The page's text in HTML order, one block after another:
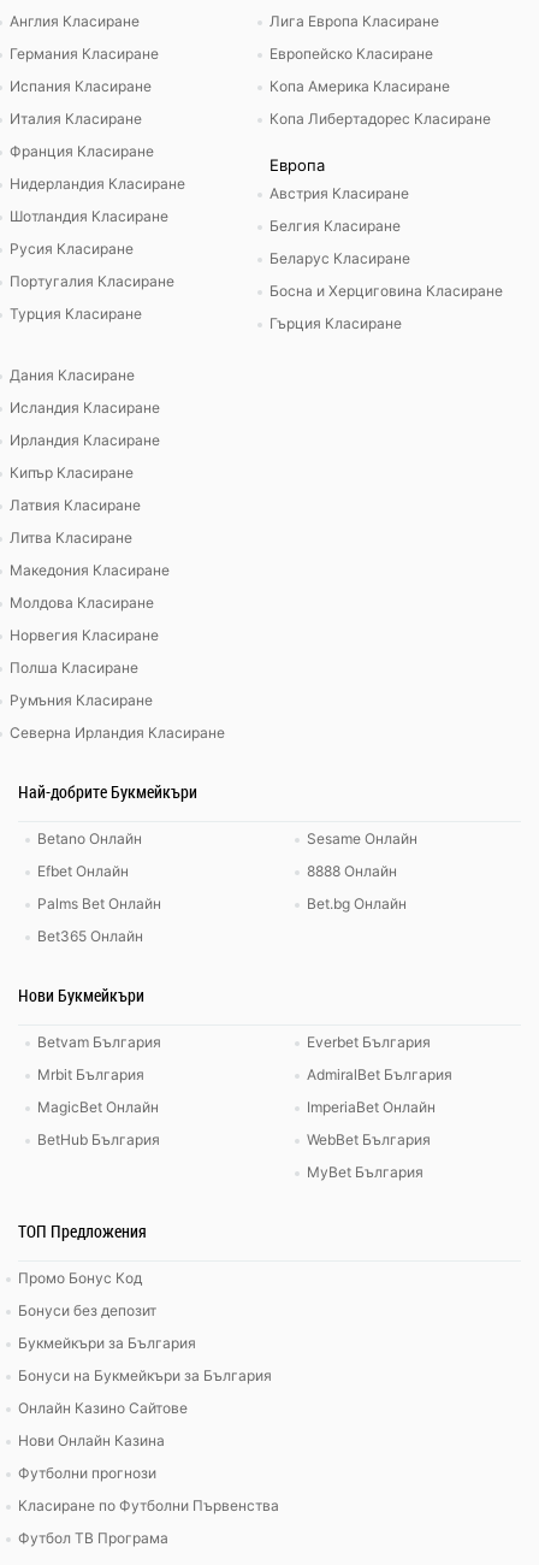
Англия Класиране
Германия Класиране
Испания Класиране
Италия Класиране
Франция Класиране
Нидерландия Класиране
Шотландия Класиране
Русия Класиране
Португалия Класиране
Турция Класиране
Лига Европа Класиране
Европейско Класиране
Копа Америка Класиране
Копа Либертадорес Класиране
Европа
Австрия Класиране
Белгия Класиране
Беларус Класиране
Босна и Херциговина Класиране
Гърция Класиране
Дания Класиране
Исландия Класиране
Ирландия Класиране
Кипър Класиране
Латвия Класиране
Литва Класиране
Македония Класиране
Молдова Класиране
Норвегия Класиране
Полша Класиране
Румъния Класиране
Северна Ирландия Класиране
Най-добрите Букмейкъри
Betano Онлайн
Efbet Онлайн
Palms Bet Онлайн
Bet365 Онлайн
Sesame Онлайн
8888 Онлайн
Bet.bg Онлайн
Нови Букмейкъри
Betvam България
Mrbit България
MagicBet Онлайн
BetHub България
Everbet България
AdmiralBet България
ImperiaBet Онлайн
WebBet България
MyBet България
ТОП Предложения
Промо Бонус Код
Бонуси без депозит
Букмейкъри за България
Бонуси на Букмейкъри за България
Онлайн Казино Сайтове
Нови Онлайн Казина
Футболни прогнози
Класиране по Футболни Първенства
Футбол ТВ Програма